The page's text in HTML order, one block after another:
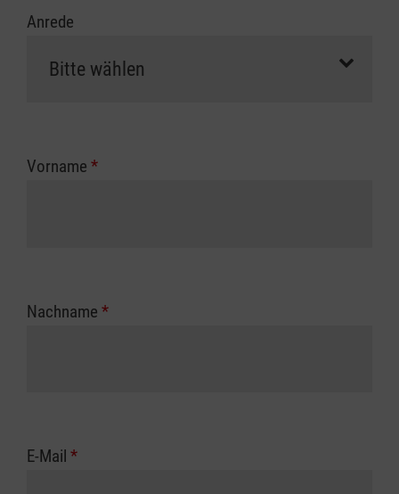
Anrede
Vorname *
Nachname *
E-Mail *